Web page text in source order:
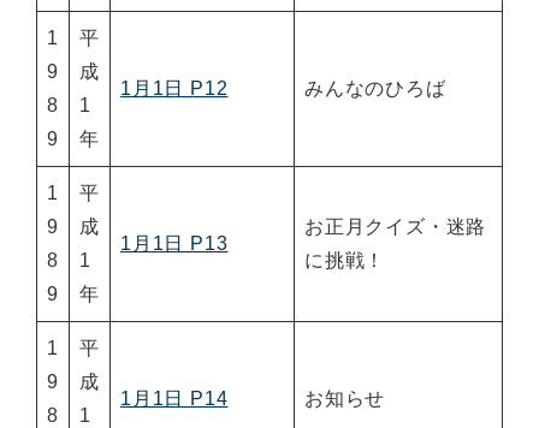
1
9
8
9
平
成
1
年
1月1日 P12 みんなのひろば
1
9
8
9
平
成
1
年
1月1日 P13
お正月クイズ・迷路
に挑戦！
1
9
8
平
成
1
1月1日 P14 お知らせ